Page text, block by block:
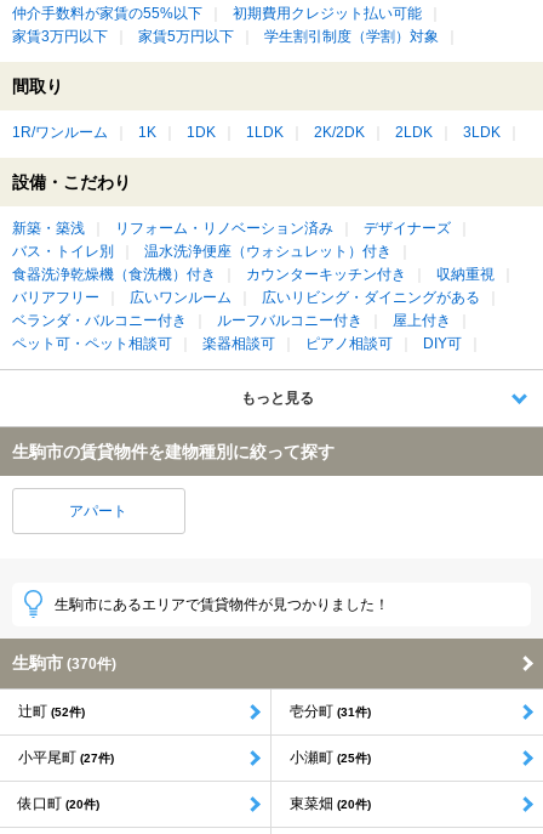
仲介手数料が家賃の55%以下
初期費用クレジット払い可能
家賃3万円以下
家賃5万円以下 学生割引制度（学割）対象
間取り
1R/ワンルーム 1K 1DK 1LDK 2K/2DK 2LDK 3LDK
設備・こだわり
新築・築浅 リフォーム・リノベーション済み
デザイナーズ
バス・トイレ別
温水洗浄便座（ウォシュレット）付き
食器洗浄乾燥機（食洗機）付き
カウンターキッチン付き
収納重視
バリアフリー
広いワンルーム
広いリビング・ダイニングがある
ベランダ・バルコニー付き
ルーフバルコニー付き
屋上付き
ペット可・ペット相談可
楽器相談可 ピアノ相談可 DIY可
もっと見る
生駒市の賃貸物件を建物種別に絞って探す
アパート
生駒市にあるエリアで賃貸物件が見つかりました！
生駒市 (370件)
辻町 (52件) 壱分町 (31件)
小平尾町 (27件) 小瀬町 (25件)
俵口町 (20件) 東菜畑 (20件)